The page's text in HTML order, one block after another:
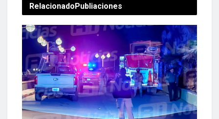
RelacionadoPubliaciones